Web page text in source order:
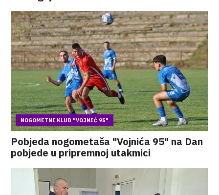
NOGOMETNI KLUB "VOJNIĆ 95"
Pobjeda nogometaša "Vojnića 95" na Dan
pobjede u pripremnoj utakmici